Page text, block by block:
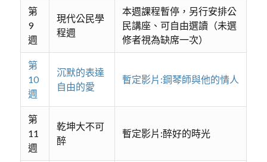
第
9
週
現代公民學
程週
本週課程暫停，另行安排公
民講座、可自由選讀（未選
修者視為缺席一次）
第
10
週
沉默的表達
自由的愛
暫定影片:鋼琴師與他的情人
第
11
週
乾坤大不可
醉
暫定影片:醉好的時光